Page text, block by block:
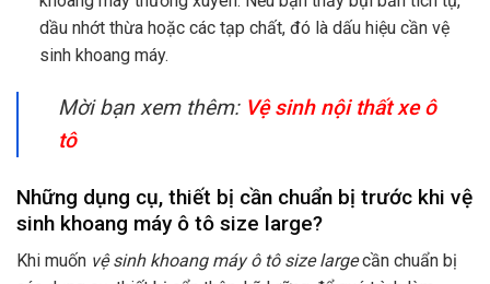
dầu nhớt thừa hoặc các tạp chất, đó là dấu hiệu cần vệ
sinh khoang máy.
Mời bạn xem thêm: Vệ sinh nội thất xe ô
tô
Những dụng cụ, thiết bị cần chuẩn bị trước khi vệ
sinh khoang máy ô tô size large?
Khi muốn vệ sinh khoang máy ô tô size largecần chuẩn bị